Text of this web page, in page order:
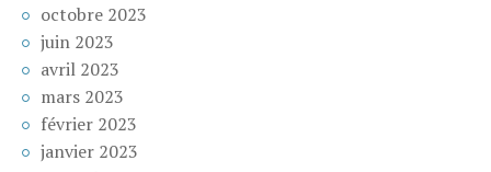
octobre 2023
juin 2023
avril 2023
mars 2023
février 2023
janvier 2023